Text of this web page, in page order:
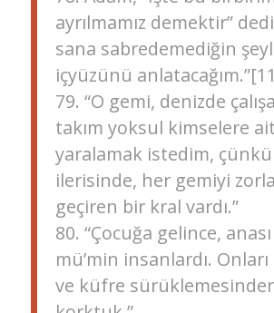
ayrılmamız demektir”
sana sabredemediğin
içyüzünü
79. “O gemi, denizde
takım yoksul kimselere
yaralamak istedim, çünkü
ilerisinde, her gemiyi
geçiren bir kral vardı.”
80. “Çocuğa gelince,
mü’min insanlardı. Onları
ve küfre